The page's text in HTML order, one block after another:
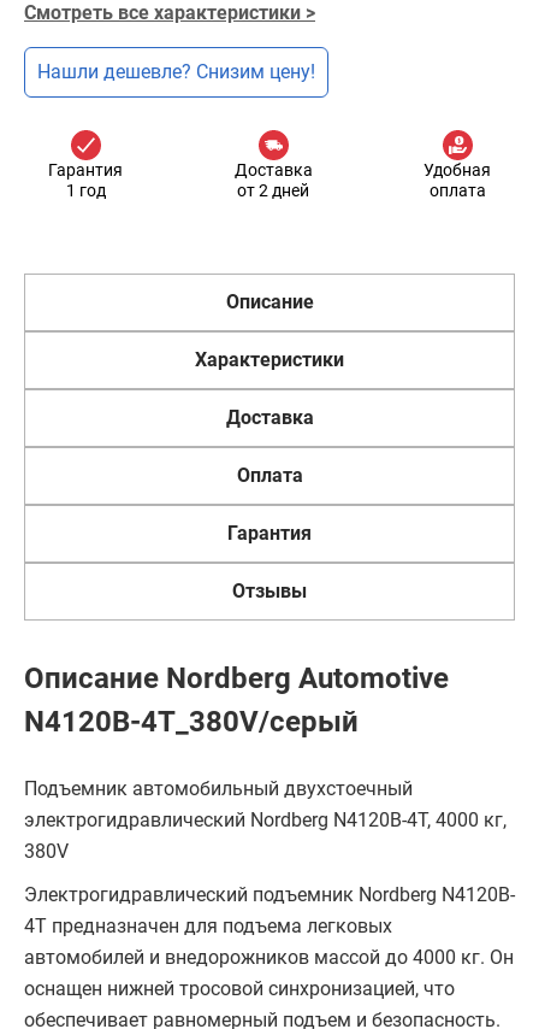
Смотреть все характеристики >
Нашли дешевле? Снизим цену!
Гарантия
1 год
Доставка
от 2 дней
Удобная
оплата
Описание
Характеристики
Доставка
Оплата
Гарантия
Отзывы
Описание Nordberg Automotive
N4120B-4T_380V/серый
Подъемник автомобильный двухстоечный
электрогидравлический Nordberg N4120B-4T, 4000 кг,
380V
Электрогидравлический подъемник Nordberg N4120B-
4T предназначен для подъема легковых
автомобилей и внедорожников массой до 4000 кг. Он
оснащен нижней тросовой синхронизацией, что
обеспечивает равномерный подъем и безопасность.